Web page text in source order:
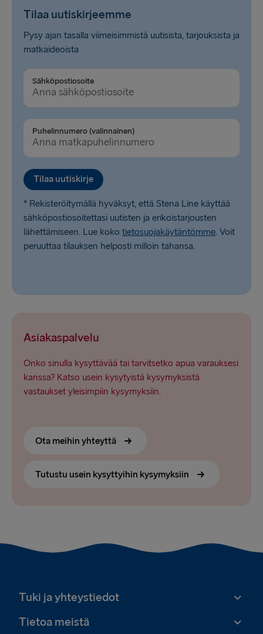
Tilaa uutiskirjeemme
Pysy ajan tasalla viimeisimmistä uutisista, tarjouksista ja
matkaideoista
Sähköpostiosoite
Puhelinnumero (valinnainen)
Tilaa uutiskirje
* Rekisteröitymällä hyväksyt, että Stena Line käyttää
sähköpostiosoitettasi uutisten ja erikoistarjousten
lähettämiseen. Lue koko tietosuojakäytäntömme. Voit
peruuttaa tilauksen helposti milloin tahansa.
Asiakaspalvelu
Onko sinulla kysyttävää tai tarvitsetko apua varauksesi
kanssa? Katso usein kysytyistä kysymyksistä
vastaukset yleisimpiin kysymyksiin.
Ota meihin yhteyttä
Tutustu usein kysyttyihin kysymyksiin
Tuki ja yhteystiedot
Tietoa meistä